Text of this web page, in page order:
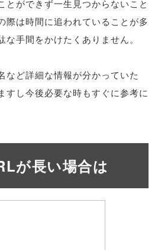
とができず一生見つからないこと
際は時間に追われていることが多
手間をかけたくありません。
など詳細な情報が分かっていた
すし今後必要な時もすぐに参考に
が長い場合は